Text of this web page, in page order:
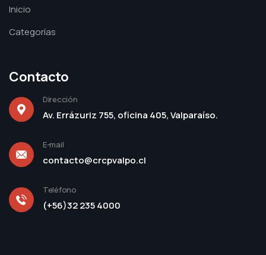
Inicio
Categorías
Contacto
Dirección
Av. Errázuriz 755, oficina 405, Valparaíso.
E-mail
contacto@crcpvalpo.cl
Teléfono
(+56)32 235 4000